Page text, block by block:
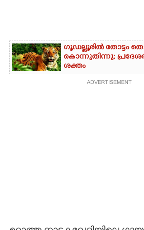
ഗൂഡല്ലൂരിൽ തോട്ടം
കൊന്നുതിന്നു;
ശക്തം
ADVERTISEMENT